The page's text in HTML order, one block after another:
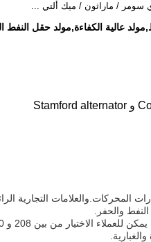
سومر / ماراثون / ميك ألتي ...
عالية الكفاءة,مولد حقل النفط
التجارية
والحفر.